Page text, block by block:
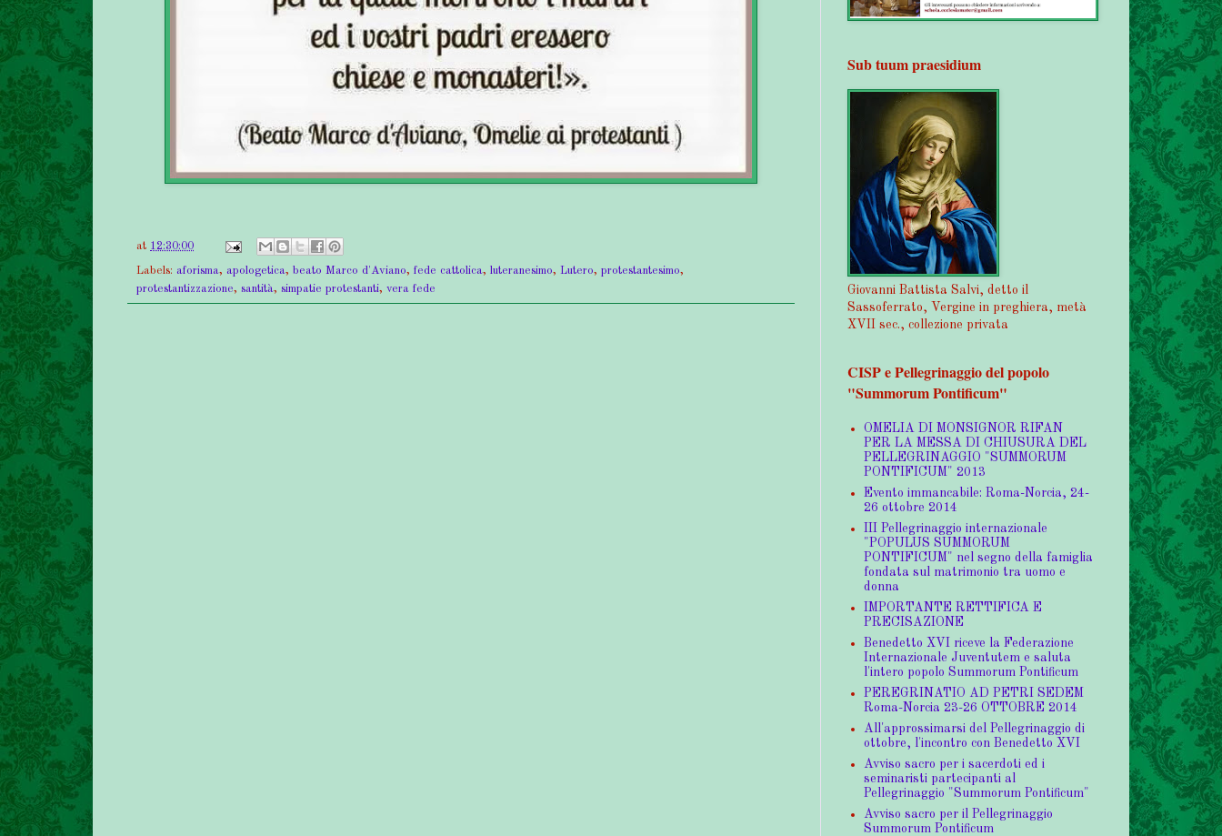
at 12:30:00
Labels: aforisma, apologetica, beato Marco d'Aviano, fede cattolica, luteranesimo, Lutero, protestantesimo,
protestantizzazione, santità, simpatie protestanti, vera fede
Sub tuum praesidium
Giovanni Battista Salvi, detto il
Sassoferrato, Vergine in preghiera, metà
XVII sec., collezione privata
CISP e Pellegrinaggio del popolo
"Summorum Pontificum"
OMELIA DI MONSIGNOR RIFAN
PER LA MESSA DI CHIUSURA DEL
PELLEGRINAGGIO "SUMMORUM
PONTIFICUM" 2013
Evento immancabile: Roma-Norcia, 24-
26 ottobre 2014
III Pellegrinaggio internazionale
"POPULUS SUMMORUM
PONTIFICUM" nel segno della famiglia
fondata sul matrimonio tra uomo e
donna
IMPORTANTE RETTIFICA E
PRECISAZIONE
Benedetto XVI riceve la Federazione
Internazionale Juventutem e saluta
l'intero popolo Summorum Pontificum
PEREGRINATIO AD PETRI SEDEM
Roma-Norcia 23-26 OTTOBRE 2014
All'approssimarsi del Pellegrinaggio di
ottobre, l'incontro con Benedetto XVI
Avviso sacro per i sacerdoti ed i
seminaristi partecipanti al
Pellegrinaggio "Summorum Pontificum"
Avviso sacro per il Pellegrinaggio
Summorum Pontificum